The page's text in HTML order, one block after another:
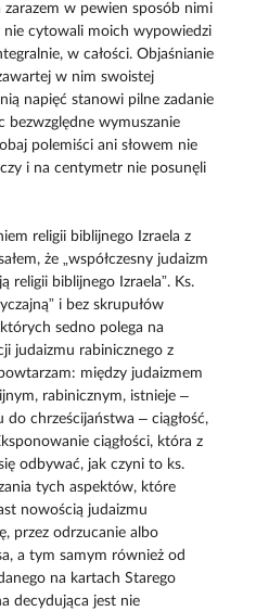
zarazem w pewien sposób nimi
nie cytowali moich wypowiedzi
w całości. Objaśnianie
w nim swoistej
napięć stanowi pilne zadanie
bezwzględne wymuszanie
polemiści ani słowem nie
i na centymetr nie posunęli
religii biblijnego Izraela z
że „współczesny judaizm
religii biblijnego Izraela”. Ks.
i bez skrupułów
sedno polega na
judaizmu rabinicznego z
między judaizmem
rabinicznym, istnieje –
chrześcijaństwa – ciągłość,
ciągłości, która z
odbywać, jak czyni to ks.
tych aspektów, które
nowością judaizmu
przez odrzucanie albo
a tym samym również od
na kartach Starego
decydująca jest nie